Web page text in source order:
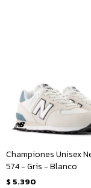
Championes Unisex
574 - Gris - Blanco
$ 5.390